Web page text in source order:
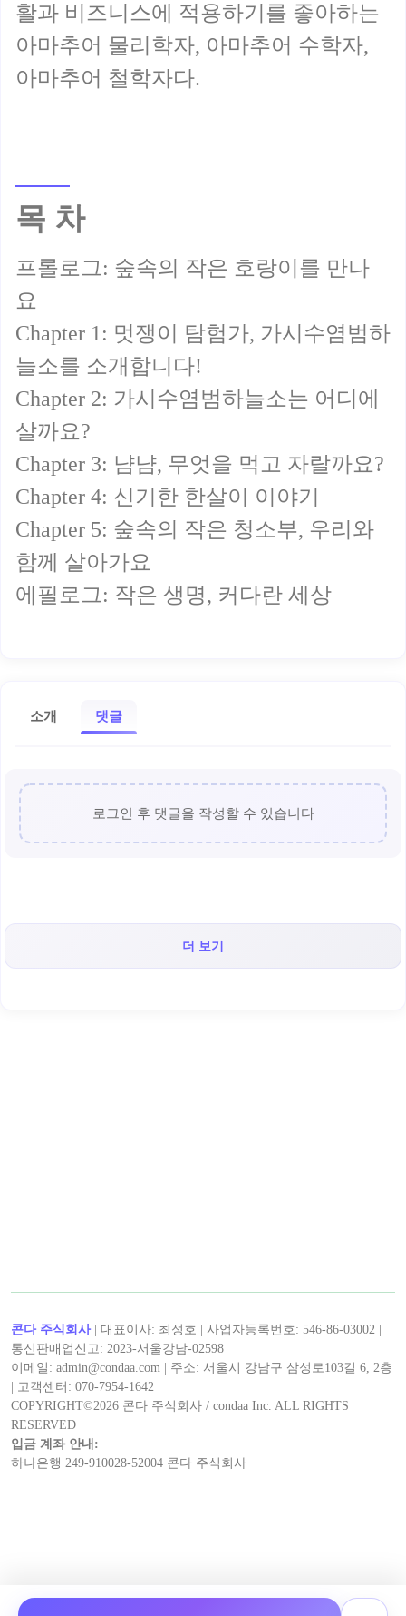
활과 비즈니스에 적용하기를 좋아하는
아마추어 물리학자, 아마추어 수학자,
목 차
프롤로그: 숲속의 작은 호랑이를 만나
요
Chapter 1: 멋쟁이 탐험가, 가시수염범하
늘소를 소개합니다!
Chapter 2: 가시수염범하늘소는 어디에
살까요?
Chapter 3: 냠냠, 무엇을 먹고 자랄까요?
Chapter 4: 신기한 한살이 이야기
Chapter 5: 숲속의 작은 청소부, 우리와
함께 살아가요
에필로그: 작은 생명, 커다란 세상
소개 댓글
로그인 후 댓글을 작성할 수 있습니다
더 보기
< 캡틴후크 >의 최신 콘텐츠!